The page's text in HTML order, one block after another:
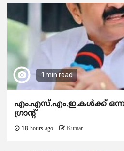
1 min read
എം.എസ്.എം.ഇ.കൾക്ക്
ഗ്രാന്റ്
18 hours ago Kumar